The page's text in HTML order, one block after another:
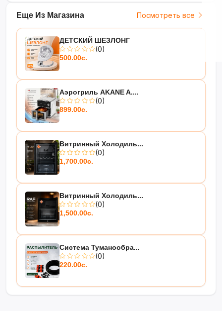
Еще Из Магазина Посмотреть все
ДЕТСКИЙ ШЕЗЛОНГ
(0)
500.00с.
Аэрогриль AKANE A....
(0)
899.00с.
Витринный Холодиль...
(0)
1,700.00с.
Витринный Холодиль...
(0)
1,500.00с.
Система Туманообра...
(0)
220.00с.